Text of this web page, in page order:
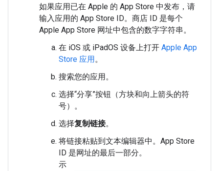
如果应用已在 Apple 的 App Store 中发布，请
输入应用的 App Store ID。商店 ID 是每个
Apple App Store 网址中包含的数字字符串。
在 iOS 或 iPadOS 设备上打开 Apple App
Store 应用。
搜索您的应用。
选择“分享”按钮（方块和向上箭头的符
号）。
选择复制链接。
将链接粘贴到文本编辑器中。App Store
ID 是网址的最后一部分。
示